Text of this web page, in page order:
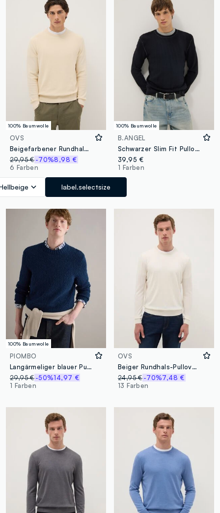
100% Baumwolle
OVS
Beigefarbener Rundhalspullover aus reiner Baumwolle mit regulärer Passform
29,95 €-70%8,98 €
6 Farben
label.selectsize
100% Baumwolle
B.ANGEL
Schwarzer Slim Fit Pullover aus reiner Baumwolle
39,95 €
1 Farben
100% Baumwolle
PIOMBO
Langärmeliger blauer Pullover aus reiner Baumwolle, Regular Fit
29,95 €-50%14,97 €
1 Farben
OVS
Beiger Rundhals-Pullover aus Baumwollmischung im Regular Fit
24,95 € -70%7,48 €
13 Farben